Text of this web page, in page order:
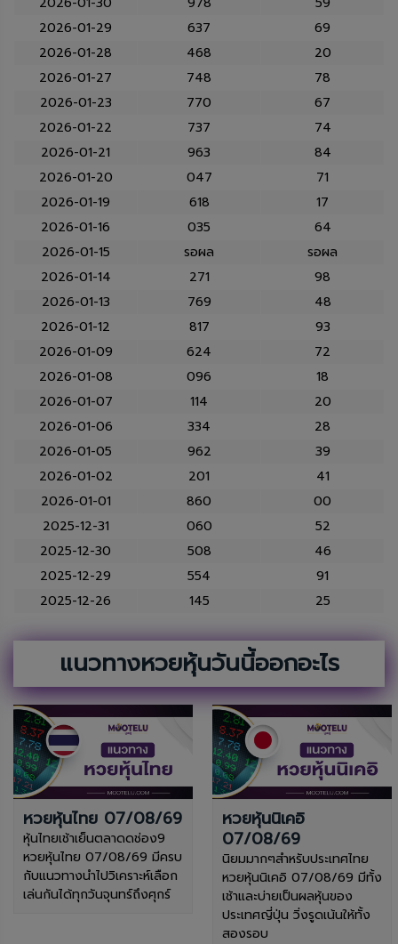
2026-01-29
637
69
2026-01-28
468
20
2026-01-27
748
78
2026-01-23
770
67
2026-01-22
737
74
2026-01-21
963
84
2026-01-20
047
71
2026-01-19
618
17
2026-01-16
035
64
2026-01-15
รอผล
รอผล
2026-01-14
271
98
2026-01-13
769
48
2026-01-12
817
93
2026-01-09
624
72
2026-01-08
096
18
2026-01-07
114
20
2026-01-06
334
28
2026-01-05
962
39
2026-01-02
201
41
2026-01-01
860
00
2025-12-31
060
52
2025-12-30
508
46
2025-12-29
554
91
2025-12-26
145 25
แนวทางหวยหุ้นวันนี้ออกอะไร
หวยหุ้นไทย 07/08/69
หุ้นไทยเช้าเย็นตลาดดช่อง9
หวยหุ้นไทย 07/08/69 มีครบ
กับแนวทางนำไปวิเคราะห์เลือก
เล่นกันได้ทุกวันจุนทร์ถึงศุกร์
หวยหุ้นนิเคอิ
07/08/69
นิยมมากๆสำหรับประเทศไทย
หวยหุ้นนิเคอิ 07/08/69 มีทั้ง
เช้าและบ่ายเป็นผลหุ้นของ
ประเทศญี่ปุ่น วิ่งรูดเน้นให้ทั้ง
สองรอบ